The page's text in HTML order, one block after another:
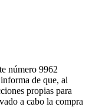
número 9962
de que, al
propias para
a cabo la compra